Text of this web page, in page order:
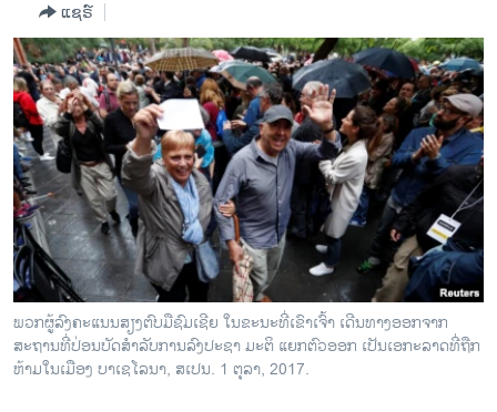
ໂລກ
ເອເຊຍ
ອິດສະຫຼະພາບດ້ານການຂ່າວ
ຊີວິດຊາວລາວ
ຊຸມຊົນຊາວລາວ
ວິທະຍາສາດ-ເທັກໂນໂລຈີ
ທຸລະກິດ
ພາສາອັງກິດ
ວີດີໂອ
ສຽງ
ແຊຣ໌
ພວກຜູ້ລົງຄະແນນສຽງຕົບມືຊົມເຊີຍ ໃນຂະນະທີ່ເຂົາເຈົ້າ ເດີນທາງອອກຈາກ
ສະຖານທີ່ປ່ອນບັດສຳລັບການລົງປະຊາ ມະຕິ ແຍກຕົວອອກ ເປັນເອກະລາດທີ່ຖືກ
ຫ້າມໃນເມືອງ ບາເຊໂລນາ, ສເປນ. 1 ຕຸລາ, 2017.